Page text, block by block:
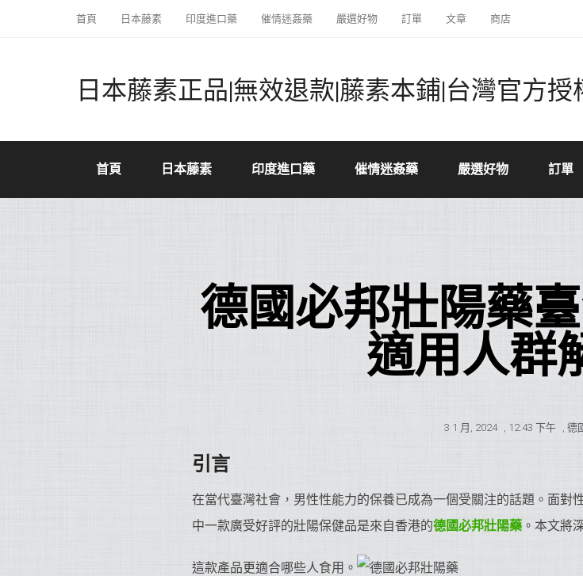
首頁 日本藤素 印度進口藥 催情迷姦藥 嚴選好物 訂單 文章 商店
日本藤素正品|無效退款|藤素本鋪|台灣官方授
首頁 日本藤素 印度進口藥 催情迷姦藥 嚴選好物 訂單
德國必邦壯陽藥
適用人群
3 1 月, 2024 , 12:43 下午 , 德
引言
在當代臺灣社會，男性性能力的保養已成為一個受關注的話題。面對
中一款廣受好評的壯陽保健品是來自香港的德國必邦壯陽藥 。本文將
這款產品更適合哪些人食用。